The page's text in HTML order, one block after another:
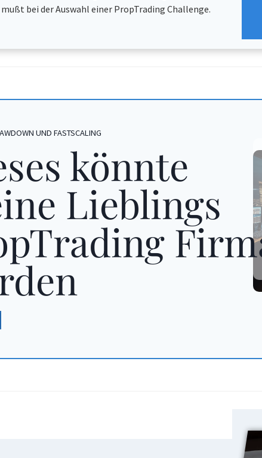
bei der Auswahl einer PropTrading Challenge.
UND FASTSCALING
könnte
Lieblings